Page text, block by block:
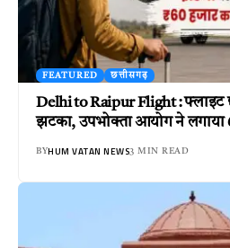
FEATURED छत्तीसगढ़
Delhi to Raipur Flight : फ्लाइट
झटका, उपभोक्ता आयोग ने लगाया
BYHUM VATAN NEWS3 MIN READ